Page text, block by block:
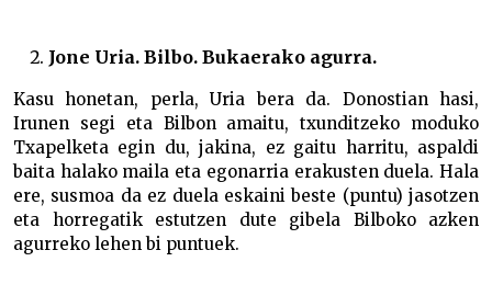
Jone Uria. Bilbo. Bukaerako agurra.
Kasu honetan, perla, Uria bera da. Donostian hasi,
Irunen segi eta Bilbon amaitu, txunditzeko moduko
Txapelketa egin du, jakina, ez gaitu harritu, aspaldi
baita halako maila eta egonarria erakusten duela. Hala
ere, susmoa da ez duela eskaini beste (puntu) jasotzen
eta horregatik estutzen dute gibela Bilboko azken
agurreko lehen bi puntuek.